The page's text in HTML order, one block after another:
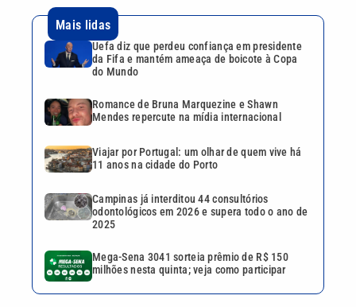
odontológicos em 2026 e supera todo o ano de
2025
Mega-Sena 3041 sorteia prêmio de R$ 150
milhões nesta quinta; veja como participar
Continua após a publicidade
VTV é afiliada do
Cotidiano Esportes
Mundo Polícia